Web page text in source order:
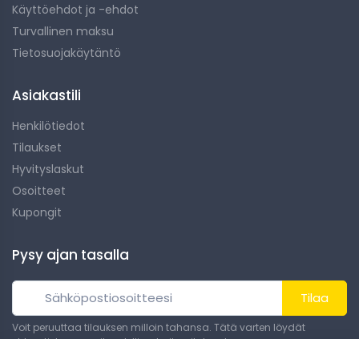
Käyttöehdot ja -ehdot
Turvallinen maksu
Tietosuojakäytäntö
Asiakastili
Henkilötiedot
Tilaukset
Hyvityslaskut
Osoitteet
Kupongit
Pysy ajan tasalla
Tilaa
Voit peruuttaa tilauksen milloin tahansa. Tätä varten löydät